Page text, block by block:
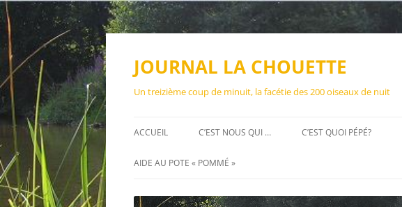
Aller
JOURNAL LA CHOUETTE
Un treizième coup de minuit, la facétie des 200 oiseaux de nuit
ACCUEIL C’EST NOUS QUI … C’EST QUOI PÉPÉ?
AIDE AU POTE « POMMÉ »